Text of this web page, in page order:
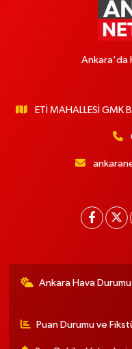
Ankara'da
ETİ MAHALLESİ GMK
Ankara Hava Durumu
Puan Durumu ve